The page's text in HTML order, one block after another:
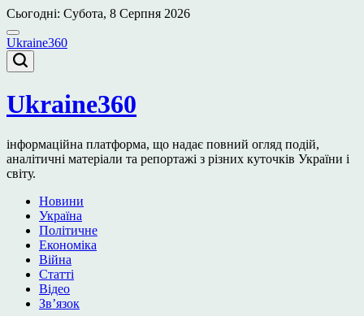
Перейти
до
вмісту
Сьогодні: Субота, 8 Серпня 2026
Ukraine360
Ukraine360
інформаційна платформа, що надає повний огляд подій,
аналітичні матеріали та репортажі з різних куточків України і
світу.
Новини
Україна
Політичне
Економіка
Війна
Статті
Відео
Зв’язок